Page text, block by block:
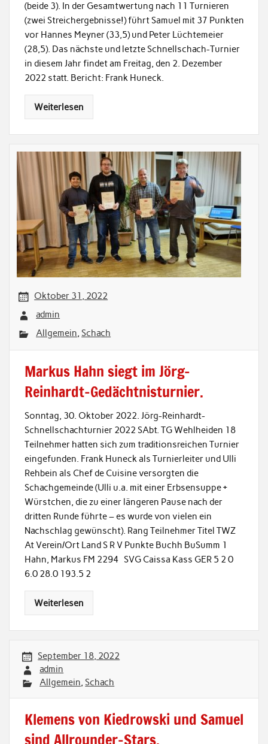
(beide 3). In der Gesamtwertung nach 11 Turnieren
(zwei Streichergebnisse!) führt Samuel mit 37 Punkten
vor Hannes Meyner (33,5) und Peter Lüchtemeier
(28,5). Das nächste und letzte Schnellschach-Turnier
in diesem Jahr findet am Freitag, den 2. Dezember
2022 statt. Bericht: Frank Huneck.
Weiterlesen
Oktober 31, 2022
admin
Allgemein,Schach
Markus Hahn siegt im Jörg-
Reinhardt-Gedächtnisturnier.
Sonntag, 30. Oktober 2022. Jörg-Reinhardt-
Schnellschachturnier 2022 SAbt. TG Wehlheiden 18
Teilnehmer hatten sich zum traditionsreichen Turnier
eingefunden. Frank Huneck als Turnierleiter und Ulli
Rehbein als Chef de Cuisine versorgten die
Schachgemeinde (Ulli u.a. mit einer Erbsensuppe +
Würstchen, die zu einer längeren Pause nach der
dritten Runde führte – es wurde von vielen ein
Nachschlag gewünscht). Rang Teilnehmer Titel TWZ
At Verein/Ort Land S R V Punkte Buchh BuSumm 1
Hahn, Markus FM 2294 SVG Caissa Kass GER 5 2 0
6.0 28.0 193.5 2
Weiterlesen
September 18, 2022
admin
Allgemein,Schach
Klemens von Kiedrowski und Samuel